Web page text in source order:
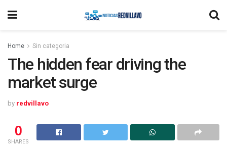
Home Sin categoria
The hidden fear driving the
market surge
by redvillavo
0
SHARES